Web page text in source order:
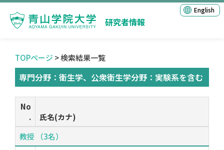
研究者情報
English
TOPページ > 検索結果一覧
専門分野：衛生学、公衆衛生学分野：実験系を含む
No
.
氏名(カナ)
教授 （3名）